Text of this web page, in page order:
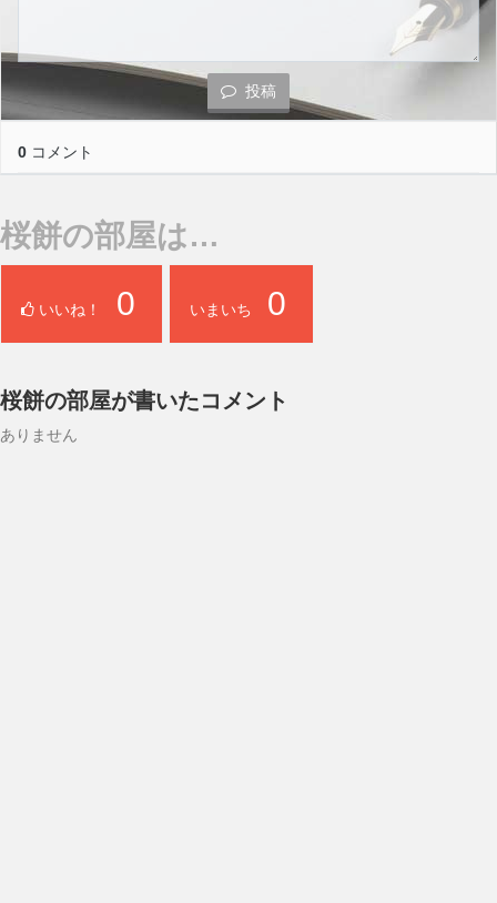
投稿
0 コメント
桜餅の部屋は…
いいね！ 0 いまいち 0
桜餅の部屋が書いたコメント
ありません